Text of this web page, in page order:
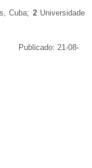
, Cuba; 2 Universidade
Publicado: 21-08-